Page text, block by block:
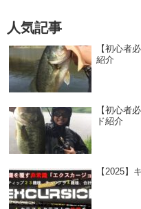
人気記事
【初心者
紹介
【初心者
ド紹介
【2025】